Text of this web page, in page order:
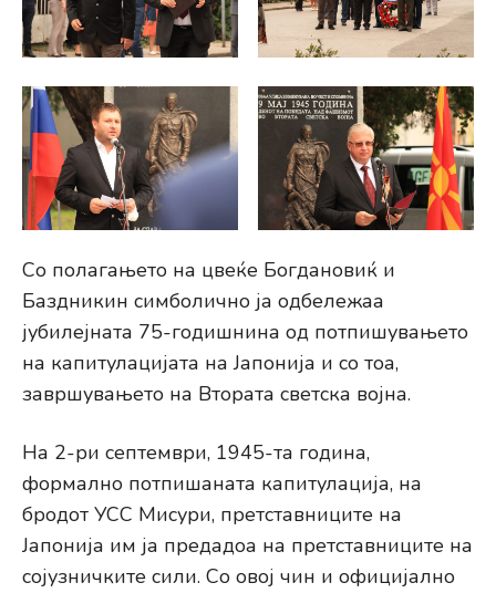
Со полагањето на цвеќе Богдановиќ и
Баздникин симболично ја одбележаа
јубилејната 75-годишнина од потпишувањето
на капитулацијата на Јапонија и со тоа,
завршувањето на Втората светска војна.
На 2-ри септември, 1945-та година,
формално потпишаната капитулација, на
бродот УСС Мисури, претставниците на
Јапонија им ја предадоа на претставниците на
сојузничките сили. Со овој чин и официјално